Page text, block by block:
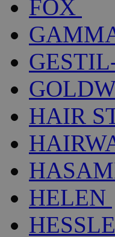
FOX
HAIR
HELEN